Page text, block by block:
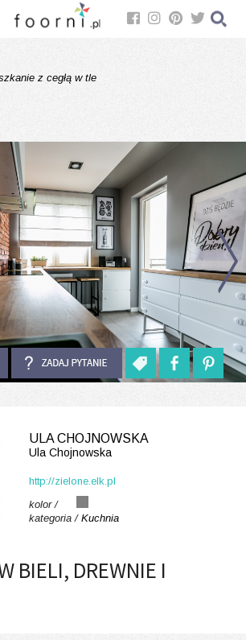
z cegłą w tle
ULA CHOJNOWSKA
Ula Chojnowska
http://zielone.elk.pl
kolor /
kategoria / Kuchnia
BIELI, DREWNIE I